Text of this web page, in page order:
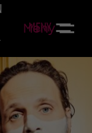
MENY
Meny